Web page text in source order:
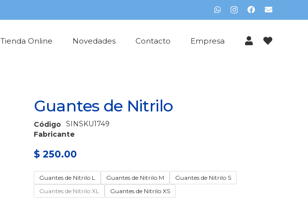
Tienda Online Novedades Contacto Empresa
Guantes de Nitrilo
Código SINSKU1749
Fabricante
$ 250.00
Guantes de Nitrilo L Guantes de Nitrilo M
Guantes de Nitrilo S
Guantes de Nitrilo XL
Guantes de Nitrilo XS